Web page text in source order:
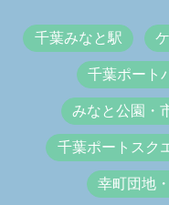
千葉みなと駅
千葉ポート
みなと公園・
千葉ポートスク
幸町団地